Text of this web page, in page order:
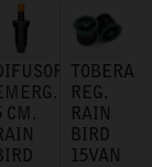
CM.
TOBERA
REG.
RAIN
BIRD
15VAN